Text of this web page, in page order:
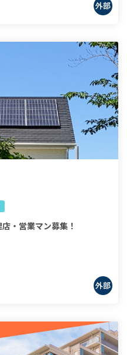
・営業マン募集！